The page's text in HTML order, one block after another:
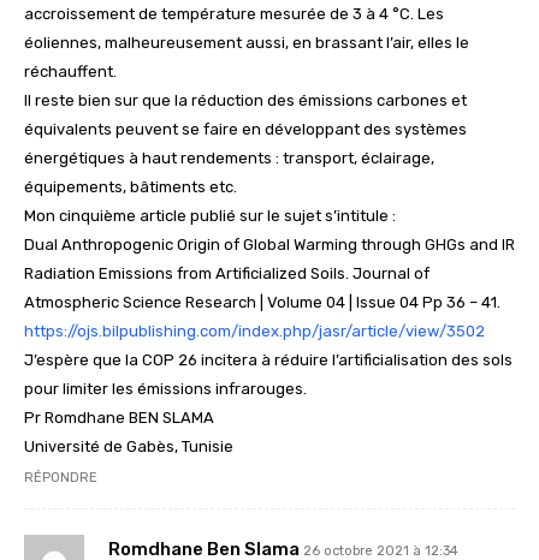
accroissement de température mesurée de 3 à 4 °C. Les
éoliennes, malheureusement aussi, en brassant l’air, elles le
réchauffent.
Il reste bien sur que la réduction des émissions carbones et
équivalents peuvent se faire en développant des systèmes
énergétiques à haut rendements : transport, éclairage,
équipements, bâtiments etc.
Mon cinquième article publié sur le sujet s’intitule :
Dual Anthropogenic Origin of Global Warming through GHGs and IR
Radiation Emissions from Artificialized Soils. Journal of
Atmospheric Science Research | Volume 04 | Issue 04 Pp 36 – 41.
https://ojs.bilpublishing.com/index.php/jasr/article/view/3502
J’espère que la COP 26 incitera à réduire l’artificialisation des sols
pour limiter les émissions infrarouges.
Pr Romdhane BEN SLAMA
Université de Gabès, Tunisie
RÉPONDRE
Romdhane Ben Slama 26 octobre 2021 à 12:34